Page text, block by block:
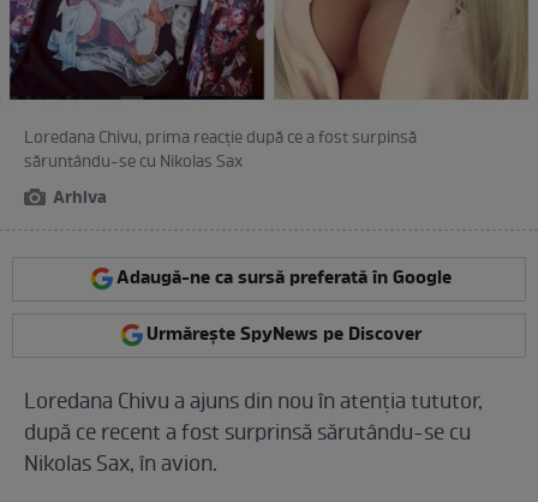
Loredana Chivu, prima reacţie după ce a fost surpinsă
săruntându-se cu Nikolas Sax
Arhiva
Adaugă-ne ca sursă preferată în Google
Urmărește SpyNews pe Discover
Loredana Chivu a ajuns din nou în atenţia tututor,
după ce recent a fost surprinsă sărutându-se cu
Nikolas Sax, în avion.